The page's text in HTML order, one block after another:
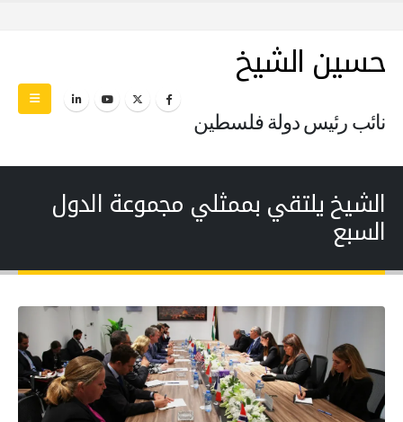
حسين الشيخ
نائب رئيس دولة فلسطين
الشيخ يلتقي بممثلي مجموعة الدول
السبع